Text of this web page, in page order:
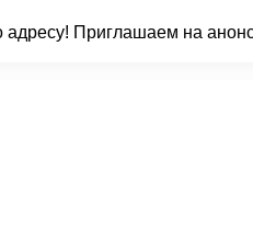
Приглашаем на